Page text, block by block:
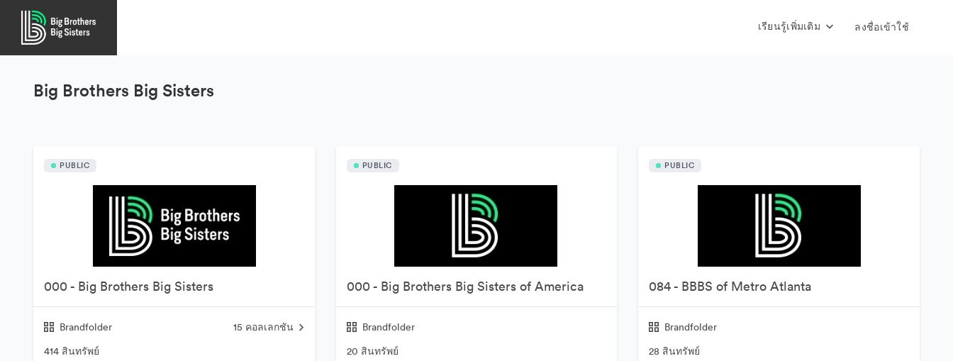
เรียนรู้เพิ่มเติม ลงชื่อเข้าใช้
Big Brothers Big Sisters
PUBLIC
000 - Big Brothers Big Sisters
Brandfolder 15 คอลเลกชัน
414 สินทรัพย์
PUBLIC
000 - Big Brothers Big Sisters of America
Brandfolder
20 สินทรัพย์
PUBLIC
084 - BBBS of Metro Atlanta
Brandfolder
28 สินทรัพย์